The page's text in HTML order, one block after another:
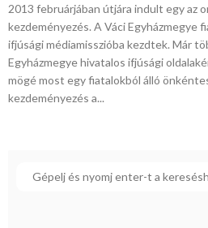
2013 februárjában útjára indult egy az
kezdeményezés. A Váci Egyházmegye
ifjúsági médiamisszióba kezdtek. Már
Egyházmegye hivatalos ifjúsági
mögé most egy fiatalokból álló
kezdeményezés a...